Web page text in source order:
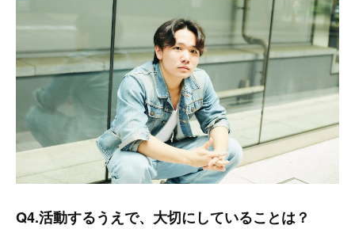
Q4.活動するうえで、大切にしていることは？